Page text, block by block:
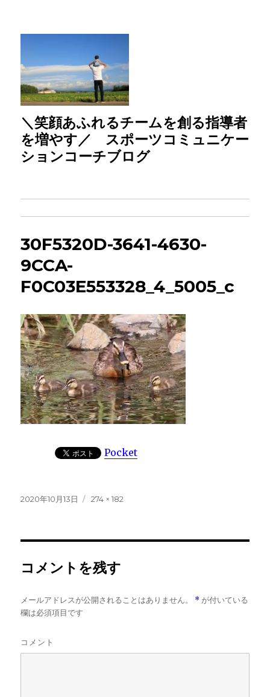
＼笑顔あふれるチームを創る指導者
を増やす／ スポーツコミュニケー
ションコーチブログ
30F5320D-3641-4630-
9CCA-
F0C03E553328_4_5005_c
Pocket
投
2020年10月13日
フ
274 × 182
コメントを残す
メールアドレスが公開されることはありません。 * が付いている
欄は必須項目です
コメント